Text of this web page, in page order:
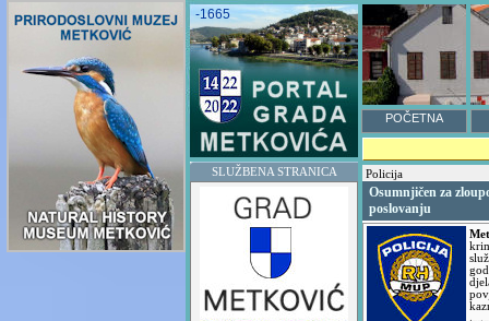
-1665
POČETNA
SLUŽBENA STRANICA Policija
Osumnjičen za
poslovanju